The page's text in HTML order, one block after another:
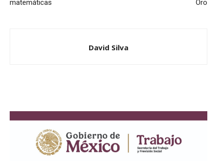
matemáticas Oro
David Silva